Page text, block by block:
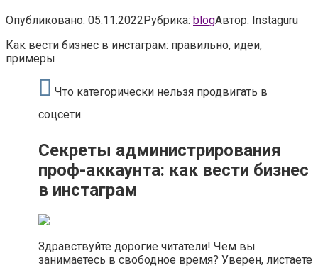
Опубликовано: 05.11.2022Рубрика: blogАвтор: Instaguru
Как вести бизнес в инстаграм: правильно, идеи,
примеры
Что категорически нельзя продвигать в
соцсети.
Секреты администрирования
проф-аккаунта: как вести бизнес
в инстаграм
Здравствуйте дорогие читатели! Чем вы
занимаетесь в свободное время? Уверен, листаете